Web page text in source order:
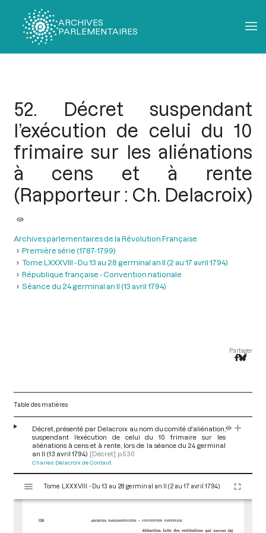
ARCHIVES
PARLEMENTAIRES
52. Décret suspendant
l’exécution de celui du 10
frimaire sur les aliénations
à cens et à rente
(Rapporteur : Ch. Delacroix)
Archives parlementaires de la Révolution Française
Première série (1787-1799)
Tome LXXXVIII - Du 13 au 28 germinal an II (2 au 17 avril 1794)
République française - Convention nationale
Séance du 24 germinal an II (13 avril 1794)
Partager
Table des matières
Décret, présenté par Delacroix au nom du comité d'aliénation,
suspendant l’exécution de celui du 10 frimaire sur les
aliénations à cens et à rente, lors de la séance du 24 germinal
an II (13 avril 1794) [Décret] p.530
Charles Delacroix de Contaut
s
Tome LXXXVIII - Du 13 au 28 germinal an II (2 au 17 avril 1794)